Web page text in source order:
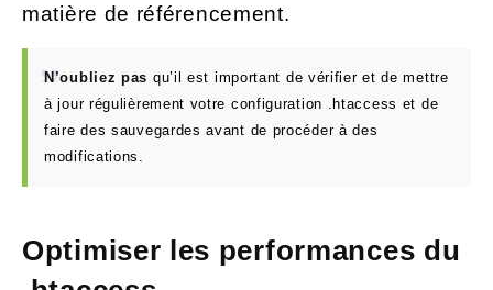
matière de référencement.
N’oubliez pas qu’il est important de vérifier et de mettre
à jour régulièrement votre configuration .htaccess et de
faire des sauvegardes avant de procéder à des
modifications.
Optimiser les performances du